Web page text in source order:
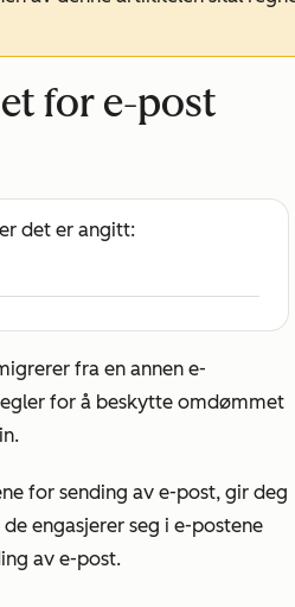
for e-post
det er angitt:
fra en annen e-
for å beskytte omdømmet
for sending av e-post, gir deg
engasjerer seg i e-postene
av e-post.